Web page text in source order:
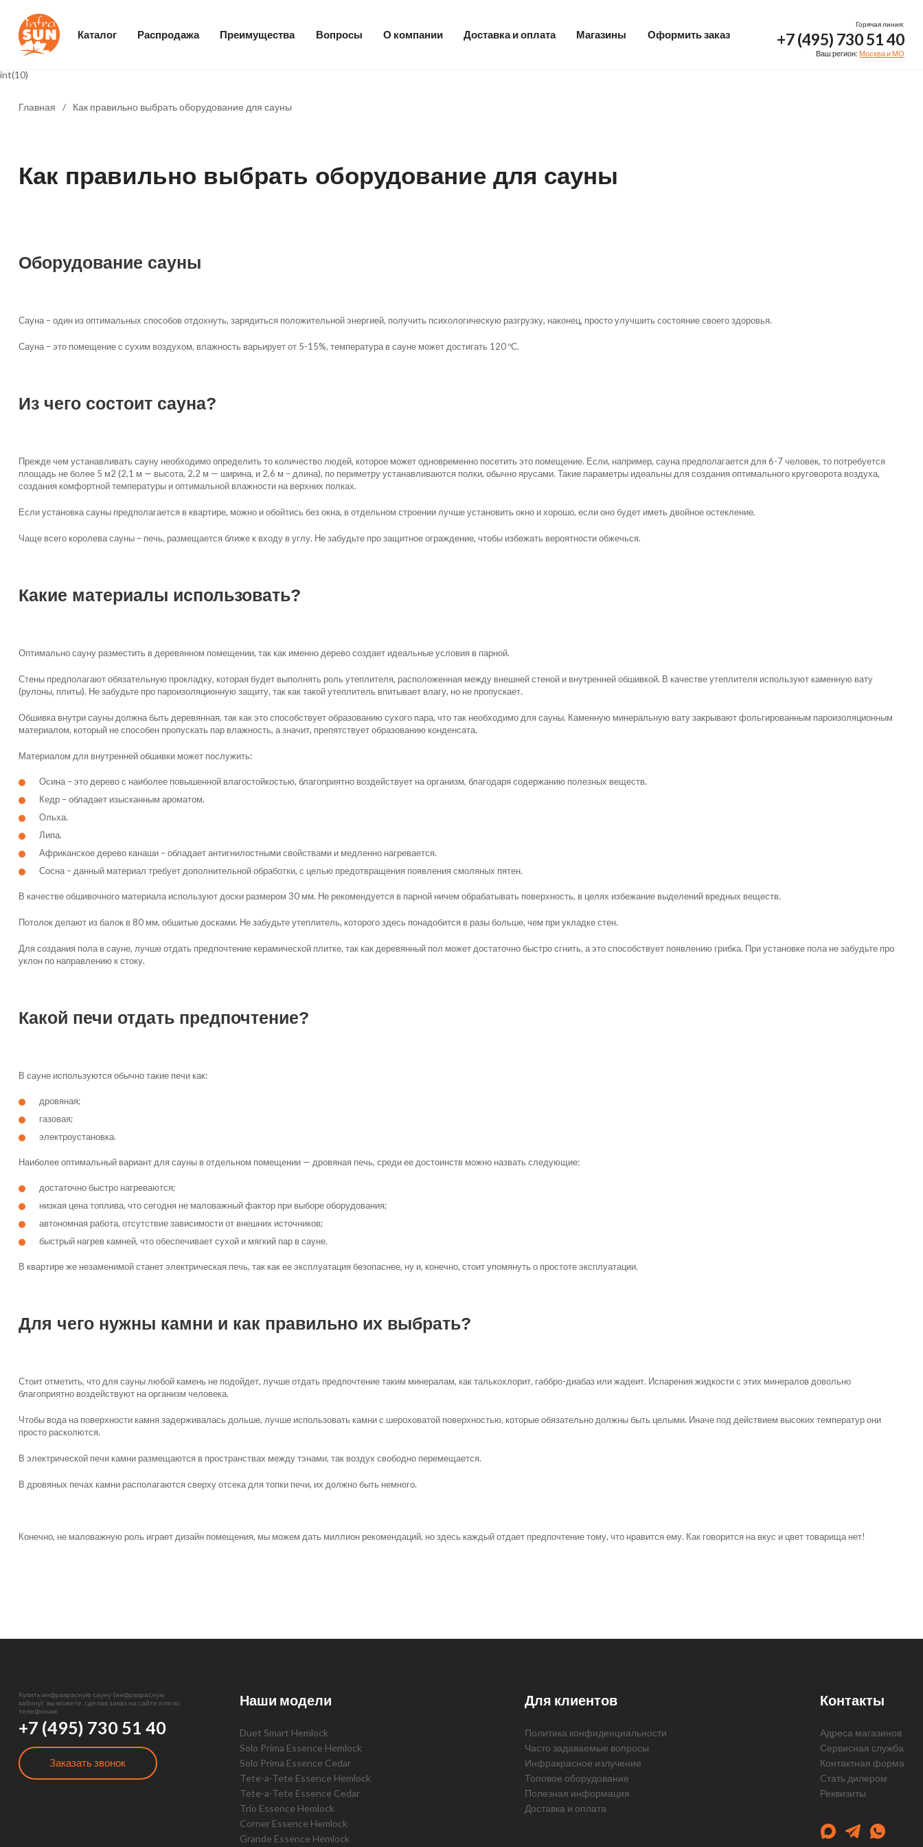
Горячая линия:
+7 (495) 730 51 40
Ваш регион: Москва и МО
Каталог Распродажа Преимущества Вопросы О компании Доставка и оплата Магазины Оформить заказ
int(10)
Главная / Как правильно выбрать оборудование для сауны
Как правильно выбрать оборудование для сауны
Оборудование сауны
Сауна – один из оптимальных способов отдохнуть, зарядиться положительной энергией, получить психологическую разгрузку, наконец, просто улучшить состояние своего здоровья.
Сауна – это помещение с сухим воздухом, влажность варьирует от 5-15%, температура в сауне может достигать 120 ºС.
Из чего состоит сауна?
Прежде чем устанавливать сауну необходимо определить то количество людей, которое может одновременно посетить это помещение. Если, например, сауна предполагается для 6-7 человек, то потребуется
площадь не более 5 м2 (2,1 м — высота, 2,2 м — ширина, и 2,6 м – длина), по периметру устанавливаются полки, обычно ярусами. Такие параметры идеальны для создания оптимального круговорота воздуха,
создания комфортной температуры и оптимальной влажности на верхних полках.
Если установка сауны предполагается в квартире, можно и обойтись без окна, в отдельном строении лучше установить окно и хорошо, если оно будет иметь двойное остекление.
Чаще всего королева сауны – печь, размещается ближе к входу в углу. Не забудьте про защитное ограждение, чтобы избежать вероятности обжечься.
Какие материалы использовать?
Оптимально сауну разместить в деревянном помещении, так как именно дерево создает идеальные условия в парной.
Стены предполагают обязательную прокладку, которая будет выполнять роль утеплителя, расположенная между внешней стеной и внутренней обшивкой. В качестве утеплителя используют каменную вату
(рулоны, плиты). Не забудьте про пароизоляционную защиту, так как такой утеплитель впитывает влагу, но не пропускает.
Обшивка внутри сауны должна быть деревянная, так как это способствует образованию сухого пара, что так необходимо для сауны. Каменную минеральную вату закрывают фольгированным пароизоляционным
материалом, который не способен пропускать пар влажность, а значит, препятствует образованию конденсата.
Материалом для внутренней обшивки может послужить:
Осина – это дерево с наиболее повышенной влагостойкостью, благоприятно воздействует на организм, благодаря содержанию полезных веществ.
Кедр – обладает изысканным ароматом.
Ольха.
Липа.
Африканское дерево канаши – обладает антигнилостными свойствами и медленно нагревается.
Сосна – данный материал требует дополнительной обработки, с целью предотвращения появления смоляных пятен.
В качестве обшивочного материала используют доски размером 30 мм. Не рекомендуется в парной ничем обрабатывать поверхность, в целях избежание выделений вредных веществ.
Потолок делают из балок в 80 мм, обшитые досками. Не забудьте утеплитель, которого здесь понадобится в разы больше, чем при укладке стен.
Для создания пола в сауне, лучше отдать предпочтение керамической плитке, так как деревянный пол может достаточно быстро сгнить, а это способствует появлению грибка. При установке пола не забудьте про
уклон по направлению к стоку.
Какой печи отдать предпочтение?
В сауне используются обычно такие печи как:
дровяная;
газовая;
электроустановка.
Наиболее оптимальный вариант для сауны в отдельном помещении — дровяная печь, среди ее достоинств можно назвать следующие:
достаточно быстро нагреваются;
низкая цена топлива, что сегодня не маловажный фактор при выборе оборудования;
автономная работа, отсутствие зависимости от внешних источников;
быстрый нагрев камней, что обеспечивает сухой и мягкий пар в сауне.
В квартире же незаменимой станет электрическая печь, так как ее эксплуатация безопаснее, ну и, конечно, стоит упомянуть о простоте эксплуатации.
Для чего нужны камни и как правильно их выбрать?
Стоит отметить, что для сауны любой камень не подойдет, лучше отдать предпочтение таким минералам, как талькохлорит, габбро-диабаз или жадеит. Испарения жидкости с этих минералов довольно
благоприятно воздействуют на организм человека.
Чтобы вода на поверхности камня задерживалась дольше, лучше использовать камни с шероховатой поверхностью, которые обязательно должны быть целыми. Иначе под действием высоких температур они
просто расколются.
В электрической печи камни размещаются в пространствах между тэнами, так воздух свободно перемещается.
В дровяных печах камни располагаются сверху отсека для топки печи, их должно быть немного.
Конечно, не маловажную роль играет дизайн помещения, мы можем дать миллион рекомендаций, но здесь каждый отдает предпочтение тому, что нравится ему. Как говорится на вкус и цвет товарища нет!
Купить инфракрасную сауну (инфракрасную
кабину): вы можете, сделав заказ на сайте или по
телефонам:
+7 (495) 730 51 40
Заказать звонок
Наши модели
Duet Smart Hemlock
Solo Prima Essence Hemlock
Solo Prima Essence Cedar
Tete-a-Tete Essence Hemlock
Tete-a-Tete Essence Cedar
Trio Essence Hemlock
Corner Essence Hemlock
Grande Essence Hemlock
Для клиентов
Политика конфиденциальности
Часто задаваемые вопросы
Инфракрасное излучение
Топовое оборудование
Полезная информация
Доставка и оплата
Контакты
Адреса магазинов
Сервисная служба
Контактная форма
Cтать дилером
Реквизиты